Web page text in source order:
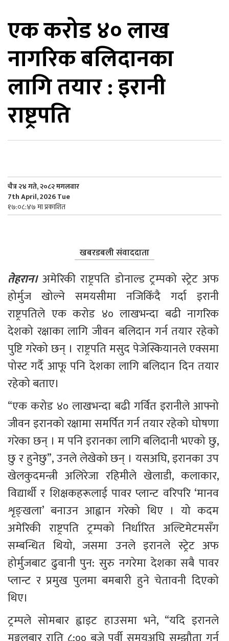
एक करोड ४० लाख
नागरिक बलिदानका
लागि तयार : इरानी
राष्ट्रपति
चैत्र २४ गते, २०८२ मगलवार
7th April, 2026 Tue
१७:०८:४७ मा प्रकाशित
खबरडबली संवाददाता
तेहरान। अमेरिकी राष्ट्रपति डोनाल्ड ट्रम्पको स्ट्रेट अफ
होर्मुज खोल्ने समयसीमा नजिकिँदै गर्दा इरानी
राष्ट्रपतिले एक करोड ४० लाखभन्दा बढी नागरिक
देशको रक्षाका लागि जीवन बलिदान गर्न तयार रहेको
पुष्टि गरेको छन् । राष्ट्रपति मसुद पेजेस्कियानले एक्समा
पोस्ट गर्दै आफू पनि देशका लागि बलिदान दिन तयार
रहेको बताए।
“एक करोड ४० लाखभन्दा बढी गर्वित इरानीले आफ्नो
जीवन इरानको रक्षामा समर्पित गर्न तयार रहेको घोषणा
गरेका छन् । म पनि इरानका लागि बलिदानी भएको छु,
छु र हुनेछु”, उनले लेखेको छन् । यसअघि, इरानका उप
खेलकुदमन्त्री अलिरेजा रहिमीले खेलाडी, कलाकार,
विद्यार्थी र शिक्षकहरूलाई पावर प्लान्ट वरिपरि ‘मानव
शृङ्खला’ बनाउन आह्वान गरेको थिए । यो कदम
अमेरिकी राष्ट्रपति ट्रम्पको निर्धारित अल्टिमेटमसँग
सम्बन्धित थियो, जसमा उनले इरानले स्ट्रेट अफ
होर्मुजबाट ढुवानी पुन: सुरु नगरेमा देशका सबै पावर
प्लान्ट र प्रमुख पुलमा बमबारी हुने चेतावनी दिएको
थिए।
ट्रम्पले सोमबार ह्वाइट हाउसमा भने, “यदि इरानले